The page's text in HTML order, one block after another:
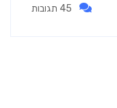
45 תגובות